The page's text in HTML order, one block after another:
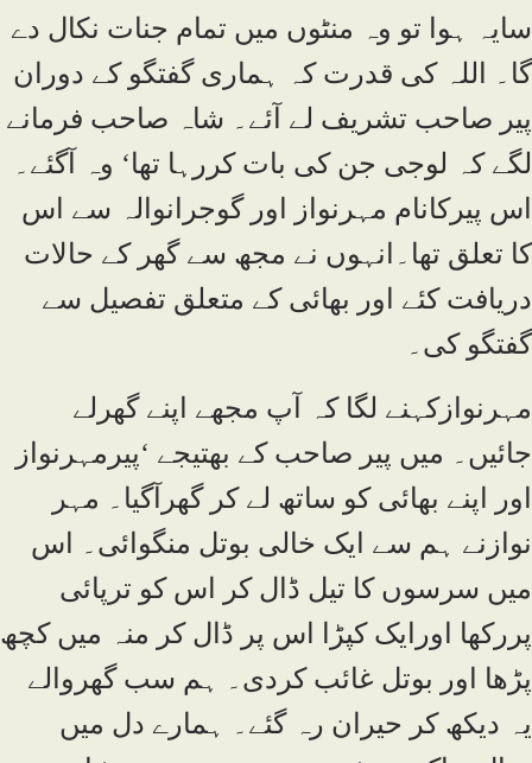
سایہ ہوا تو وہ منٹوں میں تمام جنات نکال دے
گا۔ اللہ کی قدرت کہ ہماری گفتگو کے دوران
پیر صاحب تشریف لے آئے۔ شاہ صاحب فرمانے
لگے کہ لوجی جن کی بات کررہا تھا‘ وہ آگئے۔
اس پیرکانام مہرنواز اور گوجرانوالہ سے اس
کا تعلق تھا۔انہوں نے مجھ سے گھر کے حالات
دریافت کئے اور بھائی کے متعلق تفصیل سے
گفتگو کی۔
مہرنوازکہنے لگا کہ آپ مجھے اپنے گھرلے
جائیں۔ میں پیر صاحب کے بھتیجے ‘پیرمہرنواز
اور اپنے بھائی کو ساتھ لے کر گھرآگیا۔ مہر
نوازنے ہم سے ایک خالی بوتل منگوائی۔ اس
میں سرسوں کا تیل ڈال کر اس کو ترپائی
پررکھا اورایک کپڑا اس پر ڈال کر منہ میں کچھ
پڑھا اور بوتل غائب کردی۔ ہم سب گھروالے
یہ دیکھ کر حیران رہ گئے۔ ہمارے دل میں